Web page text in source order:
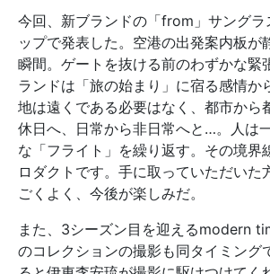
今回、新ブランドの「from」サングラ
ップで発表した。空港の出発案内板が
瞬間。ゲートを抜ける前のわずかな緊
ランドは「旅の始まり」に宿る感情か
地は遠くである必要はなく、都市から
休日へ、日常から非日常へと…。人は
な「フライト」を繰り返す。その境界
ロダクトです。手に取っていただいた
ごくよく、今後が楽しみだ。
また、3シーズン目を迎えるmodern
のコレクションの撮影も同タイミング